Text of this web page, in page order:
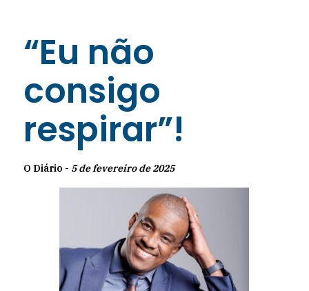
“Eu não
consigo
respirar”!
O Diário - 5 de fevereiro de 2025